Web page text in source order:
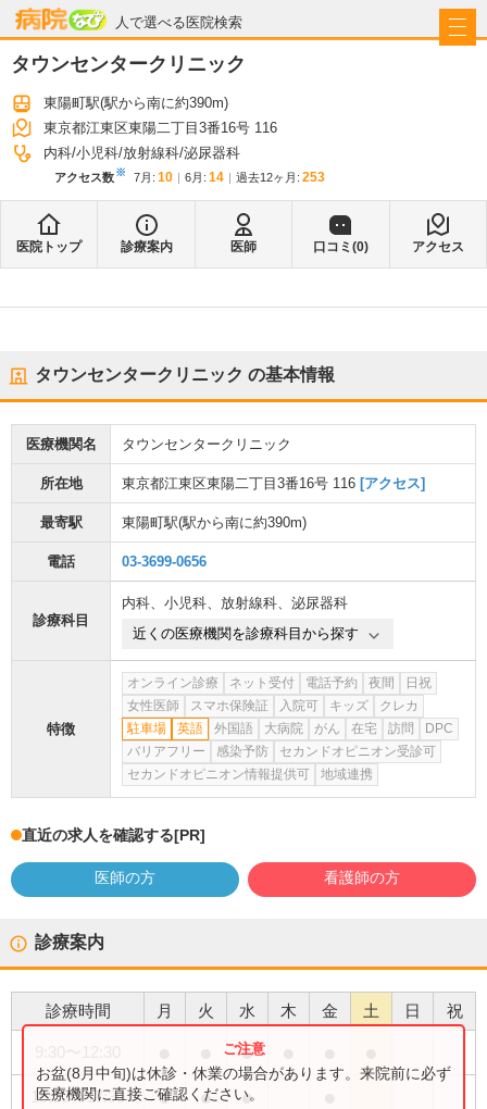
人で選べる医院検索
病院なび
タウンセンタークリニック
東陽町駅(駅から南に約390m)
東京都江東区東陽二丁目3番16号 116
内科 小児科 放射線科 泌尿器科
アクセス数※ 7月 : 10 6月 : 14 過去12ヶ月: 253
医院トップ 診療案内 医師 口コミ(0) アクセス
タウンセンタークリニック の基本情報
医療機関名 タウンセンタークリニック
所在地 東京都江東区東陽二丁目3番16号 116 [アクセス]
最寄駅 東陽町駅(駅から南に約390m)
電話 03-3699-0656
診療科目
内科、 小児科、 放射線科、 泌尿器科
近くの医療機関を診療科目から探す
特徴
オンライン診療 ネット受付 電話予約 夜間
日祝
女性医師
スマホ保険証 入院可 キッズ
クレカ
駐車場
英語 外国語 大病院 がん 在宅 訪問
DPC
バリアフリー
感染予防
セカンドオピニオン受診可
セカンドオピニオン情報提供可
地域連携
直近の求人を確認する[PR]
医師の方 看護師の方
診療案内
診療時間 月 火 水 木 金 土 日 祝
●
15:00〜17:30 ● ● ●
お盆(8月中旬)は休診・休業の場合があります。来院前に必ず
医療機関に直接ご確認ください。